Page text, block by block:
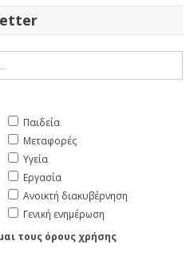
Παιδεία
Μεταφορές
Υγεία
Εργασία
Ανοικτή διακυβέρνηση
Γενική ενημέρωση
τους όρους χρήσης